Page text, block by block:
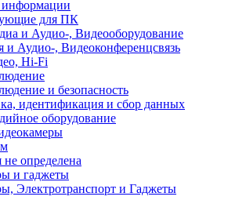
для ПК
и Аудио-, Видеооборудование
и Аудио-, Видеоконференцсвязь
Hi-Fi
и безопасность
идентификация и сбор данных
оборудование
не определена
и гаджеты
Электротранспорт и Гаджеты